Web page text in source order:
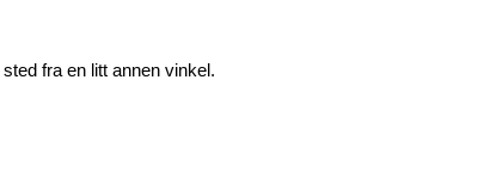
fra en litt annen vinkel.